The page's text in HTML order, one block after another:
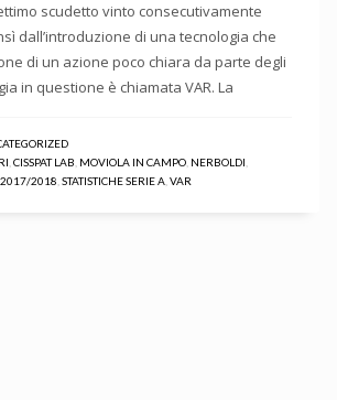
scudetto vinto consecutivamente
dall’introduzione di una tecnologia che
di un azione poco chiara da parte degli
in questione è chiamata VAR. La
CISSPAT LAB MOVIOLA IN CAMPO NERBOLDI
2017/2018 STATISTICHE SERIE A VAR